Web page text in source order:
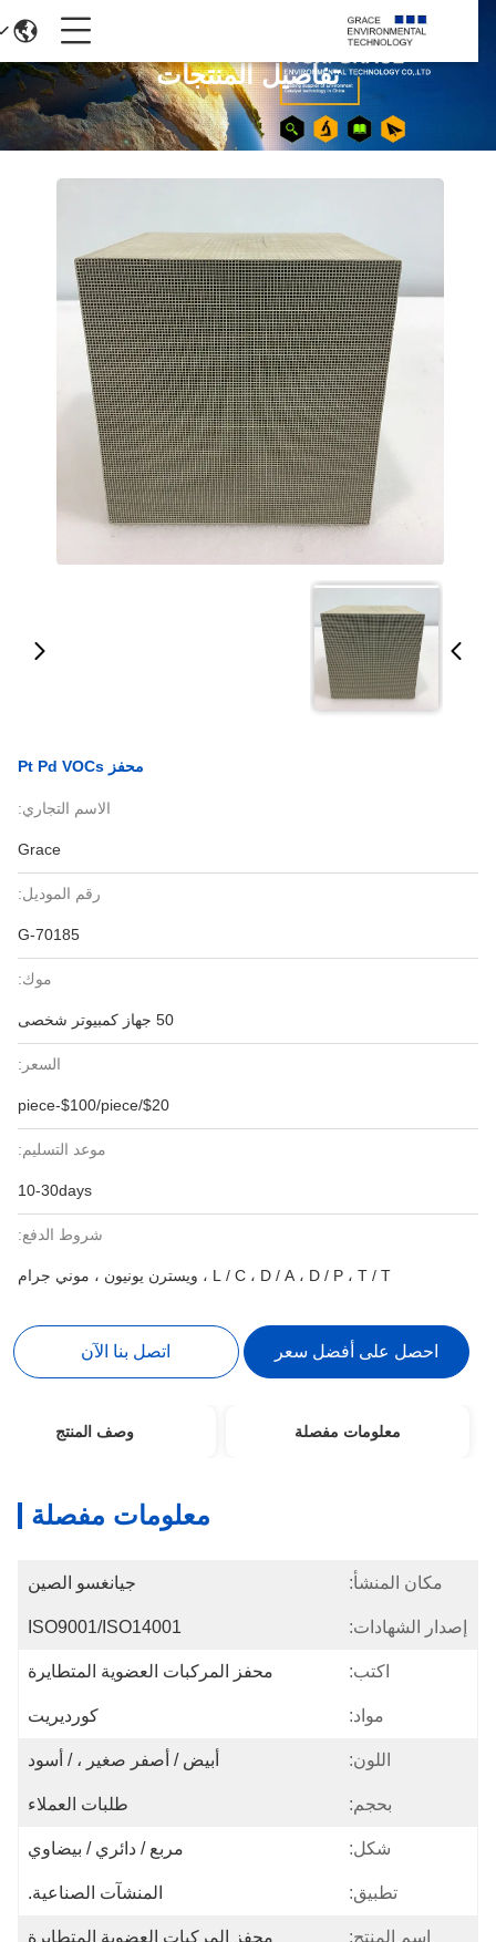
تفاصيل المنتجات
محفز Pt Pd VOCs
الاسم التجاري:
Grace
رقم الموديل:
G-70185
موك:
50 جهاز كمبيوتر شخصى
السعر:
$20/piece-$100/piece
موعد التسليم:
10-30days
شروط الدفع:
L / C ، D / A ، D / P ، T / T ، ويسترن يونيون ، موني جرام
احصل على أفضل سعر اتصل بنا الآن
معلومات مفصلة وصف المنتج
معلومات مفصلة
مكان المنشأ: جيانغسو الصين
إصدار الشهادات: ISO9001/ISO14001
اكتب: محفز المركبات العضوية المتطايرة
مواد: كورديريت
اللون: أبيض / أصفر صغير ، / أسود
بحجم: طلبات العملاء
شكل: مربع / دائري / بيضاوي
تطبيق: المنشآت الصناعية.
اسم المنتج: محفز المركبات العضوية المتطايرة